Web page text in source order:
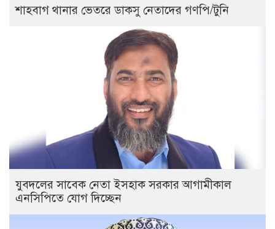
শাহবাগ থানার ভেতরে ডাকসু নেতাদের গণপি/টুনি
যুবদলের সাবেক নেতা ইসহাক সরকার আগামীকাল
এনসিপিতে যোগ দিচ্ছেন